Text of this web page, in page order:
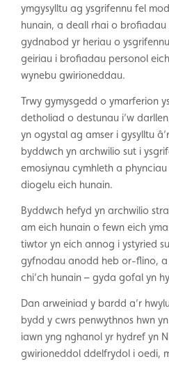
ymgysylltu ag ysgrifennu fel
hunain, a deall rhai o
gydnabod yr heriau o
geiriau i brofiadau personol
wynebu gwirioneddau.
Trwy gymysgedd o ymarferion
detholiad o destunau i’w
yn ogystal ag amser i gysylltu
byddwch yn archwilio sut i
emosiynau cymhleth a
diogelu eich hunain.
Byddwch hefyd yn archwilio
am eich hunain o fewn eich
tiwtor yn eich annog i ystyried
gyfnodau anodd heb or-flino, a
chi’ch hunain – gyda gofal yn
Dan arweiniad y bardd a’r
bydd y cwrs penwythnos hwn
iawn yng nghanol yr hydref yn
gwirioneddol ddelfrydol i oedi,